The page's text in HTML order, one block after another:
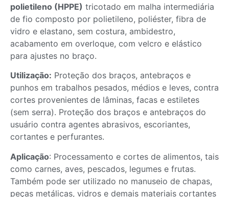
polietileno (HPPE) tricotado em malha intermediária
de fio composto por polietileno, poliéster, fibra de
vidro e elastano, sem costura, ambidestro,
acabamento em overloque, com velcro e elástico
para ajustes no braço.
Utilização: Proteção dos braços, antebraços e
punhos em trabalhos pesados, médios e leves, contra
cortes provenientes de lâminas, facas e estiletes
(sem serra). Proteção dos braços e antebraços do
usuário contra agentes abrasivos, escoriantes,
cortantes e perfurantes.
Aplicação: Processamento e cortes de alimentos, tais
como carnes, aves, pescados, legumes e frutas.
Também pode ser utilizado no manuseio de chapas,
peças metálicas, vidros e demais materiais cortantes